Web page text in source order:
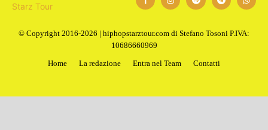
© Copyright 2016-2026 | hiphopstarztour.com di Stefano Tosoni P.IVA:
10686660969
Home
La redazione Entra nel Team Contatti